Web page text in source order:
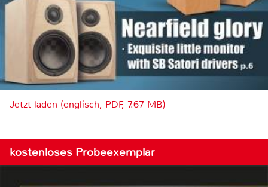
Jetzt laden (englisch, PDF, 7.67 MB)
kostenloses Probeexemplar